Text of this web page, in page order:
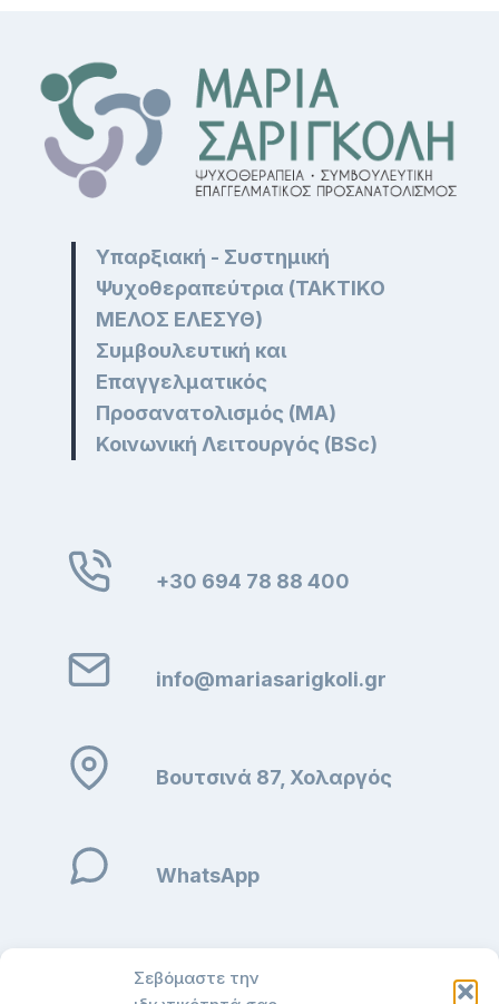
Σεβόμαστε την
Υπαρξιακή - Συστημική
Ψυχοθεραπεύτρια (ΤΑΚΤΙΚΟ
ΜΕΛΟΣ ΕΛΕΣΥΘ)
Συμβουλευτική και
Επαγγελματικός
Προσανατολισμός (MA)
Κοινωνική Λειτουργός (BSc)
+30 694 78 88 400
info@mariasarigkoli.gr
Βουτσινά 87, Χολαργός
WhatsApp
ΓΡΗΓΟΡΟΙ ΣΥΝΔΕΣΜΟΙ